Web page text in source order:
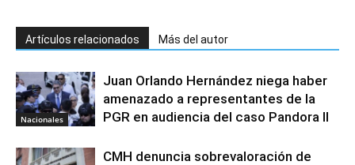
Artículos relacionados Más del autor
Nacionales
Juan Orlando Hernández niega haber
amenazado a representantes de la
PGR en audiencia del caso Pandora II
CMH denuncia sobrevaloración de